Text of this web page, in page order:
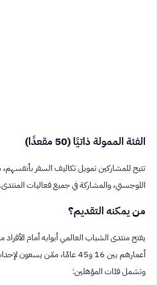
الفئة الممولة ذاتيًا (50 مقعدًا)
تتيح للمشاركين تمويل تكاليف السفر بأنفسهم،
اللوجستي، والمشاركة في جميع فعاليات المنتدى.
من يمكنه التقديم؟
يفتح منتدى الشباب العالمي أبوابه أمام الأفراد
أعمارهم بين 16 و45 عامًا، ممّن
وتشمل فئات المؤهلين: